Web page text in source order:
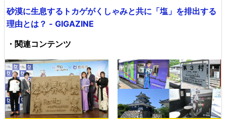
砂漠に生息するトカゲがくしゃみと共に「塩」を排出する
理由とは？ - GIGAZINE
・関連コンテンツ